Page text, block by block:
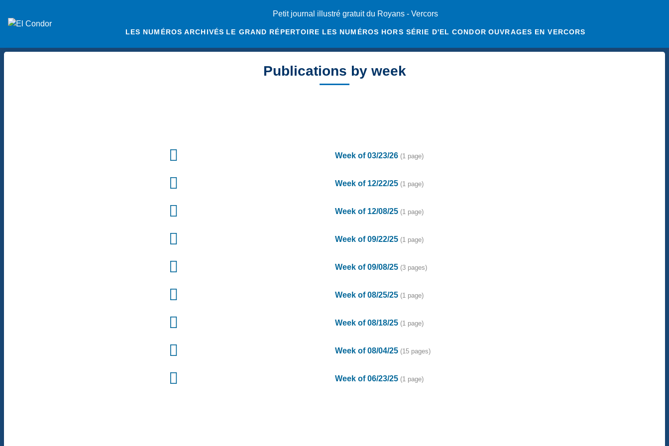
Petit journal illustré gratuit du Royans - Vercors
LES NUMÉROS ARCHIVÉS LE GRAND RÉPERTOIRE LES NUMÉROS HORS SÉRIE D'EL CONDOR OUVRAGES EN VERCORS
Publications by week
Week of 03/23/26 (1 page)
Week of 12/22/25 (1 page)
Week of 12/08/25 (1 page)
Week of 09/22/25 (1 page)
Week of 09/08/25 (3 pages)
Week of 08/25/25 (1 page)
Week of 08/18/25 (1 page)
Week of 08/04/25 (15 pages)
Week of 06/23/25 (1 page)